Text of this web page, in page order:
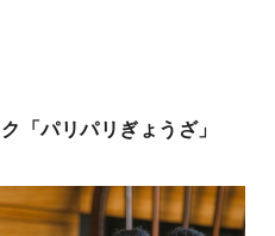
「パリパリぎょうざ」